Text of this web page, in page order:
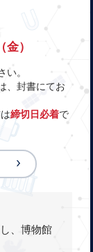
）
い。
、封書にてお
締切日必着で
、博物館